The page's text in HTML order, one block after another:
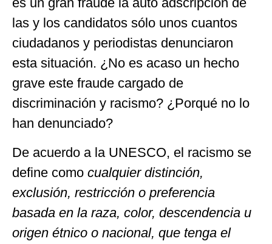
las y los candidatos sólo unos cuantos
ciudadanos y periodistas denunciaron
esta situación. ¿No es acaso un hecho
grave este fraude cargado de
discriminación y racismo? ¿Porqué no lo
han denunciado?
De acuerdo a la UNESCO, el racismo se
define como cualquier distinción,
exclusión, restricción o preferencia
basada en la raza, color, descendencia u
origen étnico o nacional, que tenga el